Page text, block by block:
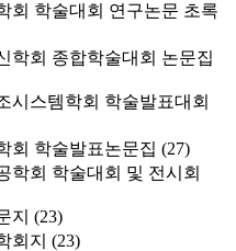
회 학술대회 연구논문 초록
학회 종합학술대회 논문집
시스템학회 학술발표대회
회 학술발표논문집 (27)
학회 학술대회 및 전시회
지 (23)
회지 (23)